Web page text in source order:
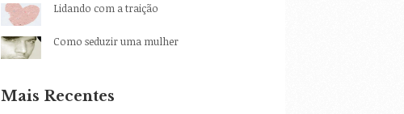
Lidando com a traição
Como seduzir uma mulher
Mais Recentes